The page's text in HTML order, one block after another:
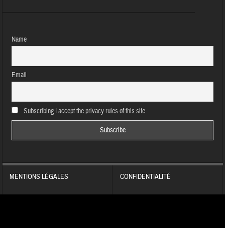
Name
Email
Subscribing I accept the privacy rules of this site
MENTIONS LÉGALES CONFIDENTIALITÉ